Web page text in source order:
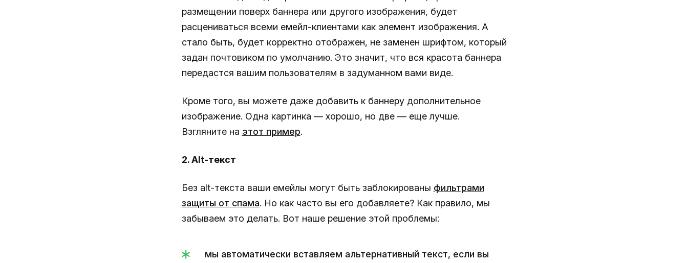
размещении поверх баннера или другого изображения, будет
расцениваться всеми емейл-клиентами как элемент изображения. А
стало быть, будет корректно отображен, не заменен шрифтом, который
задан почтовиком по умолчанию. Это значит, что вся красота баннера
передастся вашим пользователям в задуманном вами виде.
Кроме того, вы можете даже добавить к баннеру дополнительное
изображение. Одна картинка — хорошо, но две — еще лучше.
Взгляните на этот пример.
2. Alt-текст
Без alt-текста ваши емейлы могут быть заблокированы фильтрами
защиты от спама. Но как часто вы его добавляете? Как правило, мы
забываем это делать. Вот наше решение этой проблемы:
мы автоматически вставляем альтернативный текст, если вы